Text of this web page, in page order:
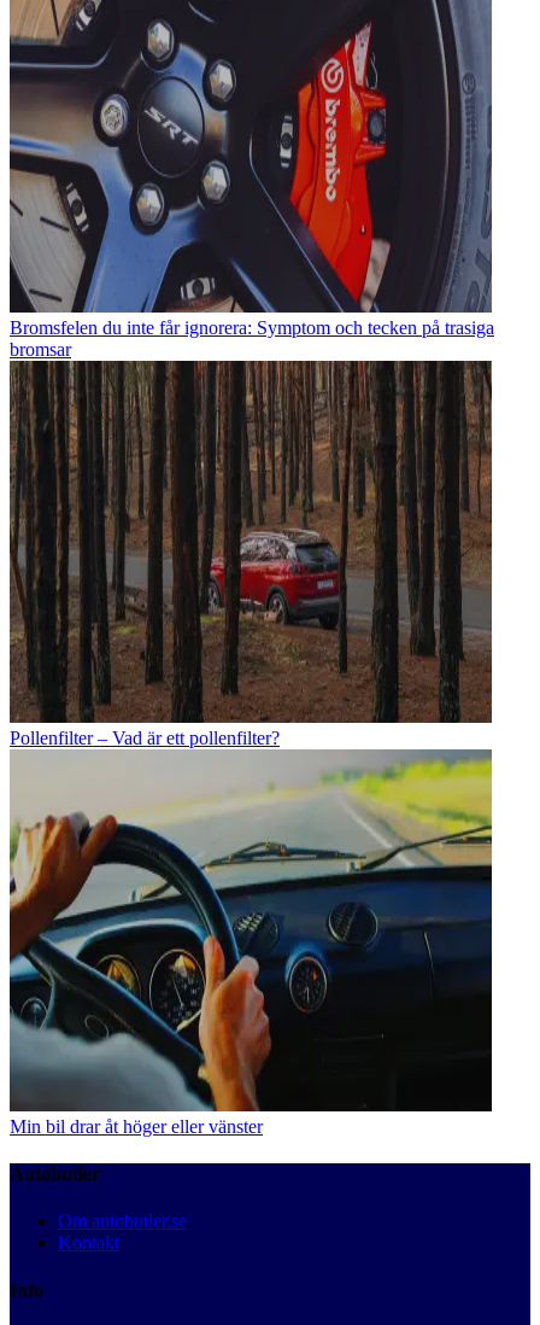
Bromsfelen du inte får ignorera: Symptom och tecken på trasiga
bromsar
Pollenfilter – Vad är ett pollenfilter?
Min bil drar åt höger eller vänster
Autobutler
Om autobutler.se
Kontakt
Info